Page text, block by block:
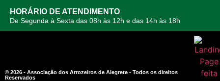
HORÁRIO DE ATENDIMENTO
De Segunda à Sexta das 08h às 12h e das 14h às 18h
© 2026 - Associação dos Arrozeiros de Alegrete - Todos os direitos
Reservados